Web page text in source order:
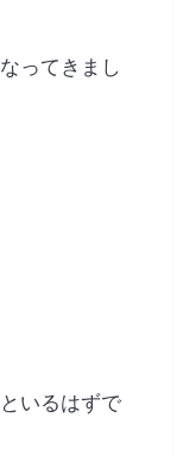
ってきまし
いるはずで